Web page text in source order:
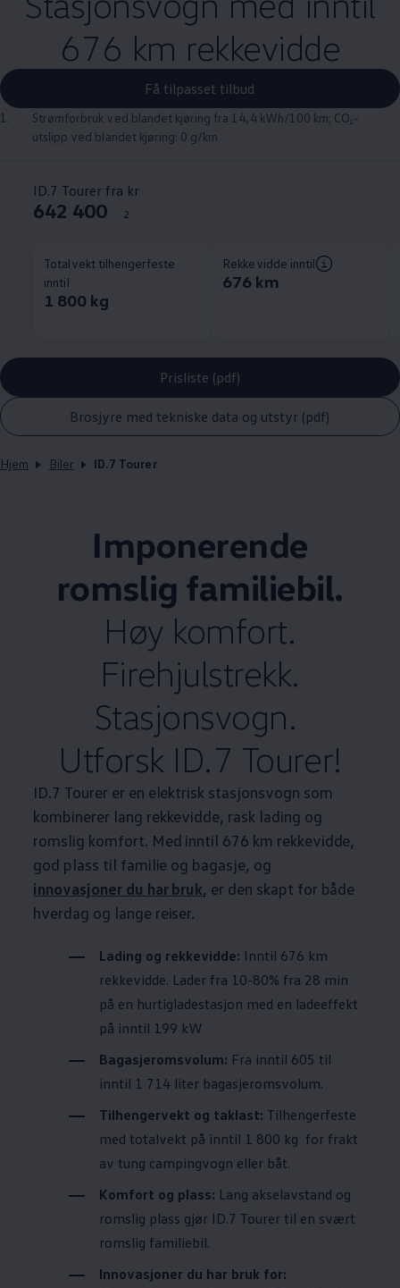
676 km rekkevidde
Få tilpasset tilbud
1.
Strømforbruk ved blandet kjøring fra 14,4 kWh/100 km; CO₂-
utslipp ved blandet kjøring: 0 g/km
ID.7 Tourer fra kr
642 400 2
Totalvekt tilhengerfeste
inntil
1 800 kg
Rekkevidde inntil
676 km
Prisliste (pdf)
Brosjyre med tekniske data og utstyr (pdf)
Hjem Biler ID.7 Tourer
Imponerende
romslig familiebil.
Høy komfort.
Firehjulstrekk.
Stasjonsvogn.
Utforsk ID.7 Tourer!
ID.7 Tourer er en elektrisk stasjonsvogn som
kombinerer lang rekkevidde, rask lading og
romslig komfort. Med inntil 676 km rekkevidde,
god plass til familie og bagasje, og
innovasjoner du har bruk, er den skapt for både
hverdag og lange reiser.
Lading og rekkevidde: Inntil 676 km
rekkevidde. Lader fra 10-80% fra 28 min
på en hurtigladestasjon med en ladeeffekt
på inntil 199 kW
Bagasjeromsvolum: Fra inntil 605 til
inntil 1 714 liter bagasjeromsvolum.
Tilhengervekt og taklast: Tilhengerfeste
med totalvekt på inntil 1 800 kg for frakt
av tung campingvogn eller båt.
Komfort og plass: Lang akselavstand og
romslig plass gjør ID.7 Tourer til en svært
romslig familiebil.
Innovasjoner du har bruk for: